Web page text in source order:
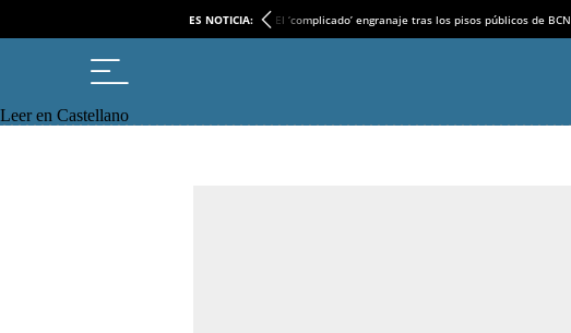
ES NOTICIA: El ‘complicado’ engranaje tras los pisos públicos de BCN
Leer en Castellano